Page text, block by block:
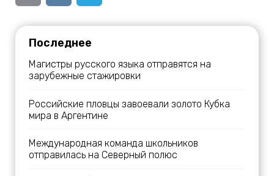
Последнее
Магистры русского языка отправятся на
зарубежные стажировки
Российские пловцы завоевали золото Кубка
мира в Аргентине
Международная команда школьников
отправилась на Северный полюс